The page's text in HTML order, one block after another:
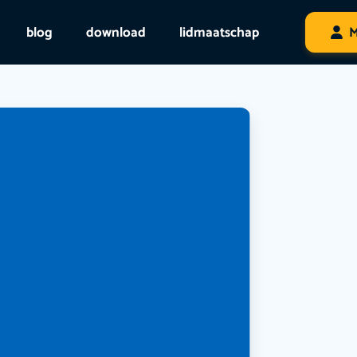
blog download lidmaatschap